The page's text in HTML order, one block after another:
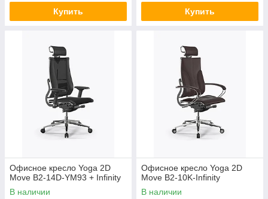
Купить Купить
Офисное кресло Yoga 2D
Move B2-14D-YM93 + Infinity
В наличии
Офисное кресло Yoga 2D
Move B2-10K-Infinity
В наличии